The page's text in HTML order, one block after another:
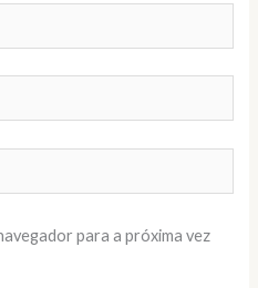
para a próxima vez